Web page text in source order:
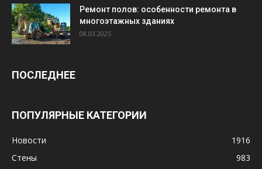
Ремонт полов: особенности ремонта в
многоэтажных зданиях
08.03.2025
ПОСЛЕДНЕЕ
ПОПУЛЯРНЫЕ КАТЕГОРИИ
Новости
1916
Стены
983